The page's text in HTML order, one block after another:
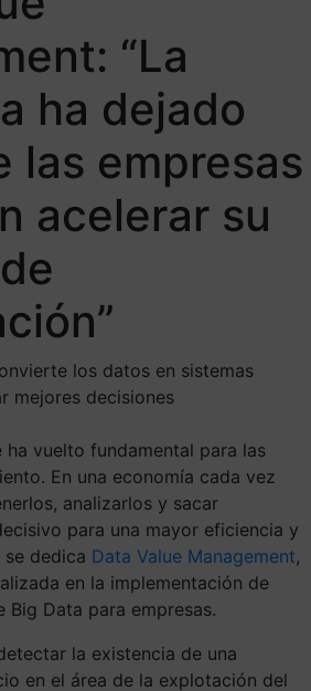
“La
ha dejado
las empresas
acelerar su
los datos en sistemas
mejores decisiones
ha vuelto fundamental para las
En una economía cada vez
analizarlos y sacar
para una mayor eficiencia y
dedica Data Value Management,
en la implementación de
Big Data para empresas.
la existencia de una
en el área de la explotación del